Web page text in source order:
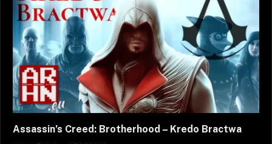
Assassin’s Creed: Brotherhood – Kredo Bractwa